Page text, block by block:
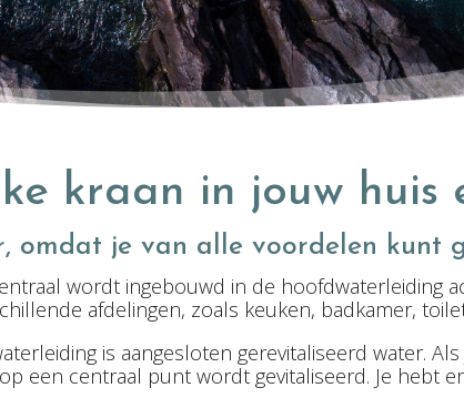
kraan in jouw huis
omdat je van alle voordelen kunt
wordt ingebouwd in de hoofdwaterleiding
afdelingen, zoals keuken, badkamer,
is aangesloten gerevitaliseerd water.
een centraal punt wordt gevitaliseerd. Je hebt